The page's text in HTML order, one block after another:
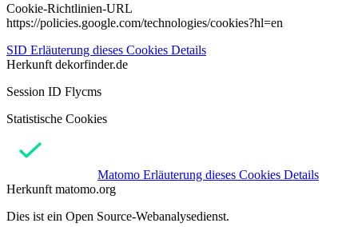
Cookie-Richtlinien-URL
https://policies.google.com/technologies/cookies?hl=en
SID Erläuterung dieses Cookies Details
Herkunft dekorfinder.de
Session ID Flycms
Statistische Cookies
Matomo Erläuterung dieses Cookies Details
Herkunft matomo.org
Dies ist ein Open Source-Webanalysedienst.